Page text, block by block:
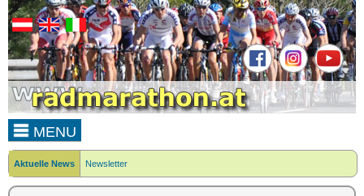
MENU
Aktuelle News Newsletter